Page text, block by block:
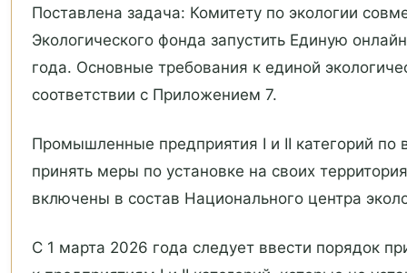
Поставлена задача: Комитету по экологии
Экологического фонда запустить Единую
года. Основные требования к единой
соответствии с Приложением 7.
Промышленные предприятия I и II категорий
принять меры по установке на своих
включены в состав Национального центра
С 1 марта 2026 года следует ввести порядок